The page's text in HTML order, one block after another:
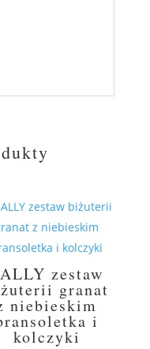
zestaw
granat
niebieskim
i
kolczyki